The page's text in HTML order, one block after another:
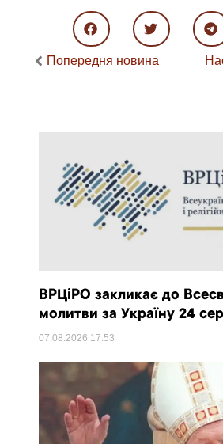
Попередня новина
ВРЦіРО закликає до
молитви за Україну 24
07.08.2026 17:53